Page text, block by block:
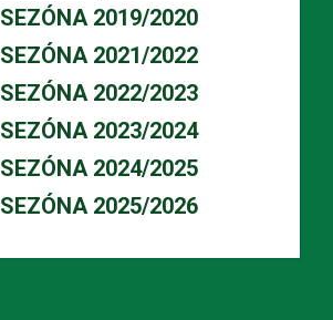
SEZÓNA 2019/2020
SEZÓNA 2021/2022
SEZÓNA 2022/2023
SEZÓNA 2023/2024
SEZÓNA 2024/2025
SEZÓNA 2025/2026